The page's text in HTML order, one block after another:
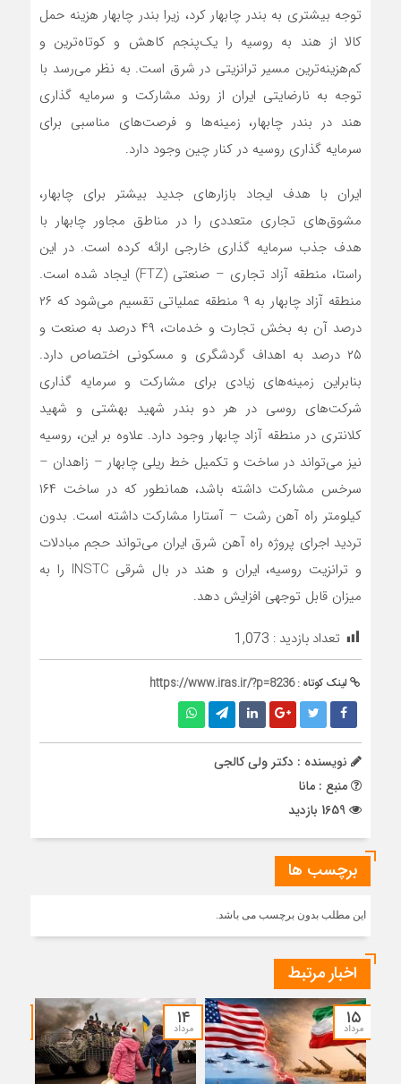
توجه بیشتری به بندر چابهار کرد، زیرا بندر چابهار هزینه حمل
کالا از هند به روسیه را یک‌پنجم کاهش و کوتاه‌ترین و
کم‌هزینه‌ترین مسیر ترانزیتی در شرق است. به نظر می‌رسد با
توجه به نارضایتی ایران از روند مشارکت و سرمایه گذاری
هند در بندر چابهار، زمینه‌ها و فرصت‌های مناسبی برای
سرمایه گذاری روسیه در کنار چین وجود دارد.
ایران با هدف ایجاد بازارهای جدید بیشتر برای چابهار،
مشوق‌های تجاری متعددی را در مناطق مجاور چابهار با
هدف جذب سرمایه گذاری خارجی ارائه کرده است. در این
راستا، منطقه آزاد تجاری – صنعتی (FTZ) ایجاد شده است.
منطقه آزاد چابهار به ۹ منطقه عملیاتی تقسیم می‌شود که ۲۶
درصد آن به بخش تجارت و خدمات، ۴۹ درصد به صنعت و
۲۵ درصد به اهداف گردشگری و مسکونی اختصاص دارد.
بنابراین زمینه‌های زیادی برای مشارکت و سرمایه گذاری
شرکت‌های روسی در هر دو بندر شهید بهشتی و شهید
کلانتری در منطقه آزاد چابهار وجود دارد. علاوه بر این، روسیه
نیز می‌تواند در ساخت و تکمیل خط ریلی چابهار – زاهدان –
سرخس مشارکت داشته باشد، همانطور که در ساخت ۱۶۴
کیلومتر راه آهن رشت – آستارا مشارکت داشته است. بدون
تردید اجرای پروژه راه آهن شرق ایران می‌تواند حجم مبادلات
و ترانزیت روسیه، ایران و هند در بال شرقی INSTC را به
میزان قابل توجهی افزایش دهد.
تعداد بازدید : 1,073
لینک کوتاه :https://www.iras.ir/?p=8236
نویسنده : دکتر ولی کالجی
منبع : مانا
برچسب ها
این مطلب بدون برچسب می باشد.
اخبار مرتبط
۱۵
مرداد ۱۴
مرداد